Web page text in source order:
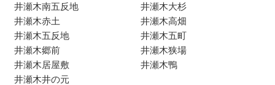
井瀬木南五反地
井瀬木大杉
井瀬木赤土
井瀬木高畑
井瀬木五反地
井瀬木五町
井瀬木郷前
井瀬木狭場
井瀬木居屋敷
井瀬木鴨
井瀬木井の元